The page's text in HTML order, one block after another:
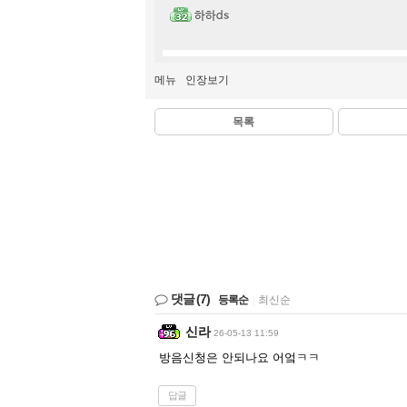
하하ds
메뉴 인장보기
목록
댓글(7) 등록순 최신순
신라 26-05-13 11:59
방음신청은 안되나요 어엌ㅋㅋ
답글